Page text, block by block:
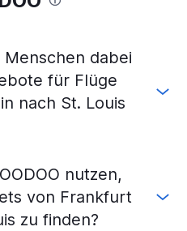
Menschen dabei
für Flüge
nach St. Louis
nutzen,
von Frankfurt
zu finden?